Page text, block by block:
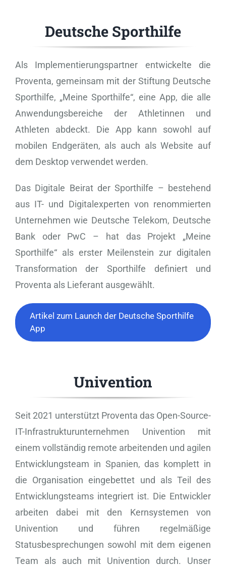
Deutsche Sporthilfe
Als Implementierungspartner entwickelte die
Proventa, gemeinsam mit der Stiftung Deutsche
Sporthilfe, „Meine Sporthilfe“, eine App, die alle
Anwendungsbereiche der Athletinnen und
Athleten abdeckt. Die App kann sowohl auf
mobilen Endgeräten, als auch als Website auf
dem Desktop verwendet werden.
Das Digitale Beirat der Sporthilfe – bestehend
aus IT- und Digitalexperten von renommierten
Unternehmen wie Deutsche Telekom, Deutsche
Bank oder PwC – hat das Projekt „Meine
Sporthilfe“ als erster Meilenstein zur digitalen
Transformation der Sporthilfe definiert und
Proventa als Lieferant ausgewählt.
Artikel zum Launch der Deutsche Sporthilfe
App
Univention
Seit 2021 unterstützt Proventa das Open-Source-
IT-Infrastrukturunternehmen Univention mit
einem vollständig remote arbeitenden und agilen
Entwicklungsteam in Spanien, das komplett in
die Organisation eingebettet und als Teil des
Entwicklungsteams integriert ist. Die Entwickler
arbeiten dabei mit den Kernsystemen von
Univention und führen regelmäßige
Statusbesprechungen sowohl mit dem eigenen
Team als auch mit Univention durch. Unser